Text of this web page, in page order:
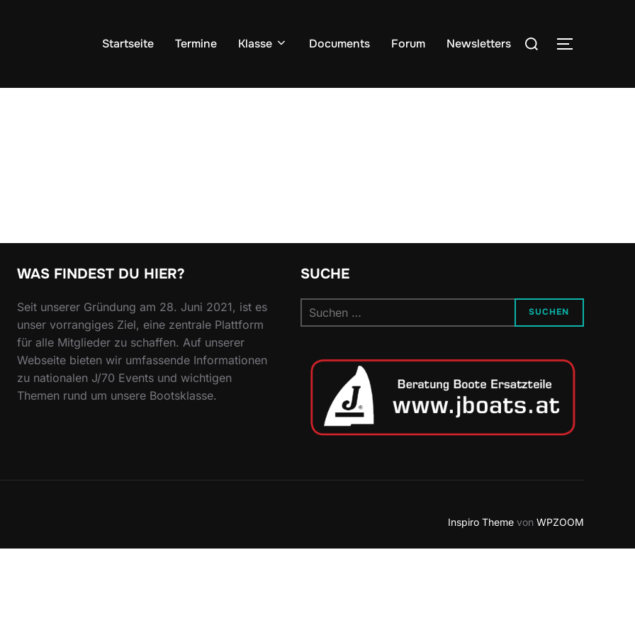
Startseite Termine Klasse Documents Forum Newsletters
Suchen
nach:
WAS FINDEST DU HIER?
Seit unserer Gründung am 28. Juni 2021, ist es
unser vorrangiges Ziel, eine zentrale Plattform
für alle Mitglieder zu schaffen. Auf unserer
Webseite bieten wir umfassende Informationen
zu nationalen J/70 Events und wichtigen
Themen rund um unsere Bootsklasse.
SUCHE
Suchen
nach:
SUCHEN
Inspiro Theme von WPZOOM